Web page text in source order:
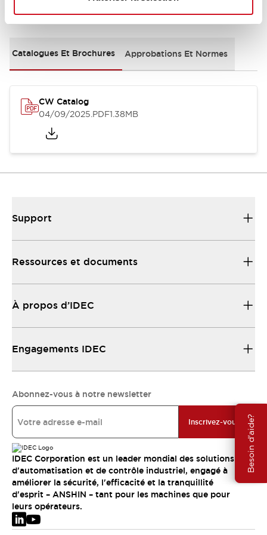
Besoin d'aide?
Documents et fichiers
Catalogues Et Brochures Approbations Et Normes
CW Catalog
04/09/2025.PDF1.38MB
Support
Ressources et documents
À propos d’IDEC
Engagements IDEC
Abonnez-vous à notre newsletter
Inscrivez-vous
IDEC Corporation est un leader mondial des solutions
d'automatisation et de contrôle industriel, engagé à
améliorer la sécurité, l'efficacité et la tranquillité
d'esprit – ANSHIN – tant pour les machines que pour
leurs opérateurs.